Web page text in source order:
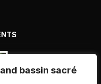
bassin sacré